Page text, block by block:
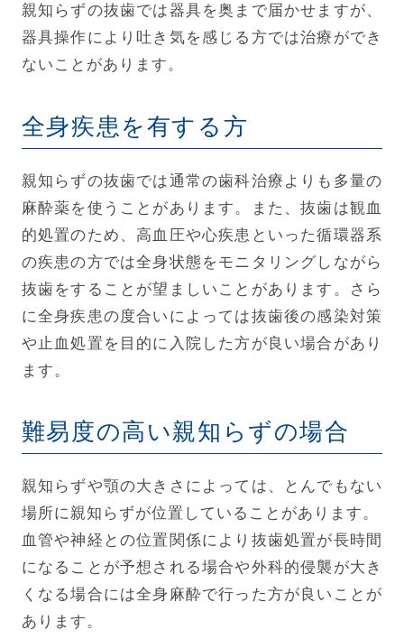
親知らずの抜歯では器具を奥まで届かせますが、
器具操作により吐き気を感じる方では治療ができ
ないことがあります。
全身疾患を有する方
親知らずの抜歯では通常の歯科治療よりも多量の
麻酔薬を使うことがあります。また、抜歯は観血
的処置のため、高血圧や心疾患といった循環器系
の疾患の方では全身状態をモニタリングしながら
抜歯をすることが望ましいことがあります。さら
に全身疾患の度合いによっては抜歯後の感染対策
や止血処置を目的に入院した方が良い場合があり
ます。
難易度の高い親知らずの場合
親知らずや顎の大きさによっては、とんでもない
場所に親知らずが位置していることがあります。
血管や神経との位置関係により抜歯処置が長時間
になることが予想される場合や外科的侵襲が大き
くなる場合には全身麻酔で行った方が良いことが
あります。